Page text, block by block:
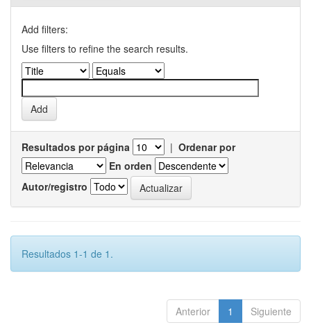
Add filters:
Use filters to refine the search results.
Resultados por página | Ordenar por
En orden
Autor/registro
Resultados 1-1 de 1.
Anterior 1 Siguiente